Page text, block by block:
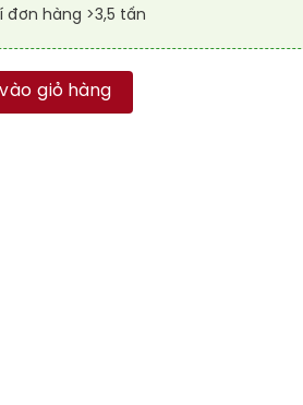
đơn hàng >3,5 tấn
6001 số lượng
giỏ hàng